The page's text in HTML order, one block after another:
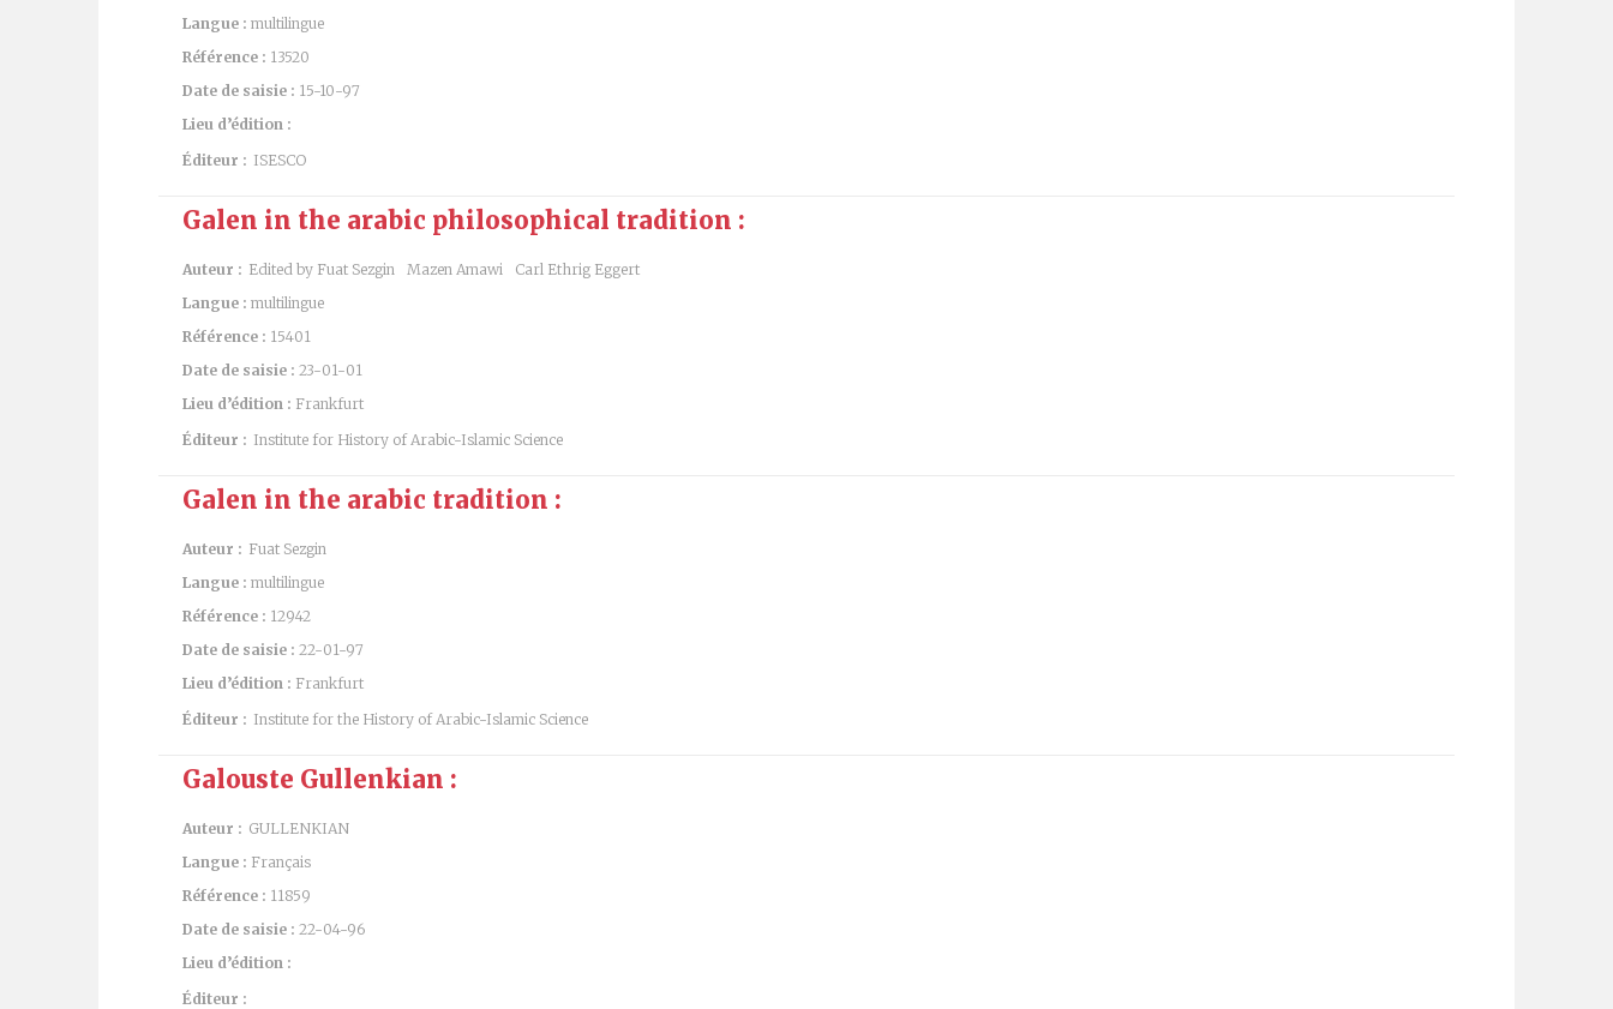
Langue : multilingue
Référence : 13520
Date de saisie : 15-10-97
Lieu d’édition :
Éditeur : ISESCO
Galen in the arabic philosophical tradition :
Auteur : Edited by Fuat Sezgin Mazen Amawi
Carl Ethrig Eggert
Langue : multilingue
Référence : 15401
Date de saisie : 23-01-01
Lieu d’édition : Frankfurt
Éditeur : Institute for History of Arabic-Islamic Science
Galen in the arabic tradition :
Auteur : Fuat Sezgin
Langue : multilingue
Référence : 12942
Date de saisie : 22-01-97
Lieu d’édition : Frankfurt
Éditeur : Institute for the History of Arabic-Islamic Science
Galouste Gullenkian :
Auteur : GULLENKIAN
Langue : Français
Référence : 11859
Date de saisie : 22-04-96
Lieu d’édition :
Éditeur :